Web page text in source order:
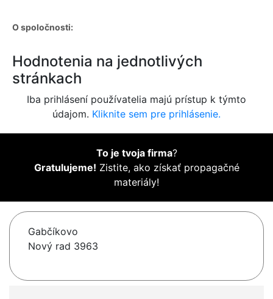
O spoločnosti:
Hodnotenia na jednotlivých
stránkach
Iba prihlásení používatelia majú prístup k týmto
údajom. Kliknite sem pre prihlásenie.
To je tvoja firma?
Gratulujeme! Zistite, ako získať propagačné
materiály!
Gabčíkovo
Nový rad 3963